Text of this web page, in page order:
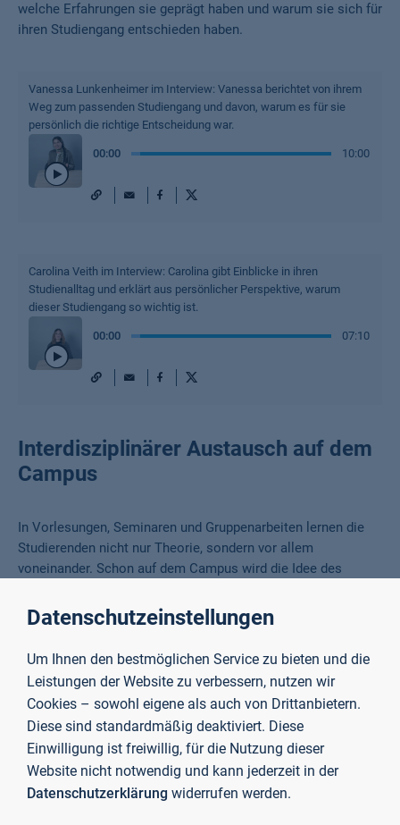
welche Erfahrungen sie geprägt haben und warum sie sich für
ihren Studiengang entschieden haben.
Vanessa Lunkenheimer im Interview: Vanessa berichtet von ihrem
Weg zum passenden Studiengang und davon, warum es für sie
persönlich die richtige Entscheidung war.
00:00 10:00
URL Mail Facebook
X
Carolina Veith im Interview: Carolina gibt Einblicke in ihren
Studienalltag und erklärt aus persönlicher Perspektive, warum
dieser Studiengang so wichtig ist.
00:00 07:10
URL Mail Facebook
X
Interdisziplinärer Austausch auf dem
Campus
In Vorlesungen, Seminaren und Gruppenarbeiten lernen die
Studierenden nicht nur Theorie, sondern vor allem
voneinander. Schon auf dem Campus wird die Idee des
Studierenden diskutieren, reflektieren und lernen gemeinsam
– ein Prozess, der direkt in den Berufsalltag übertragbar ist.
Carolina und Vanessa nutzen ihre Präsenztage für den
Austausch und bleiben über eine WhatsApp-Gruppe, auch mit
anderen Kommilitoninnen und Kommilitonen, zwischen den
Vorlesungen im Kontakt. Carolina, die bereits als
Physiotherapeutin arbeitet, bekommt durch Vanessas
Perspektive aus der Ergotherapie neue Ideen, wie sie
Bewegungsübungen noch kreativer gestalten oder
Datenschutzeinstellungen
Um Ihnen den bestmöglichen Service zu bieten und die
Leistungen der Website zu verbessern, nutzen wir
Cookies – sowohl eigene als auch von Drittanbietern.
Diese sind standardmäßig deaktiviert. Diese
Einwilligung ist freiwillig, für die Nutzung dieser
Website nicht notwendig und kann jederzeit in der
Datenschutzerklärung widerrufen werden.